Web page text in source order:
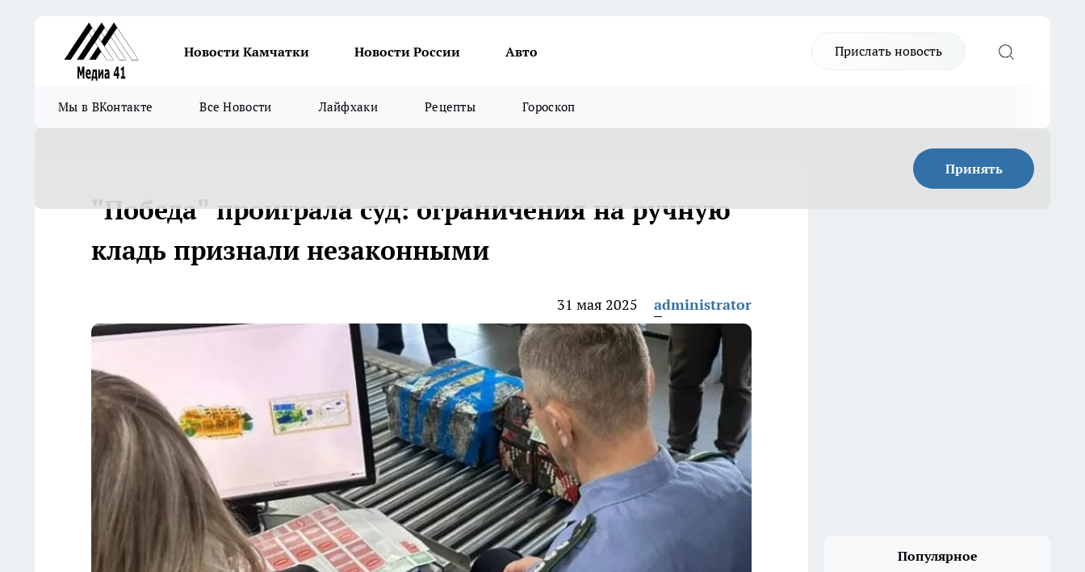
Новости Камчатки Новости России Авто Прислать новость
Мы в ВКонтакте Все Новости Лайфхаки Рецепты Гороскоп
Принять
"Победа" проиграла суд: ограничения на ручную
кладь признали незаконными
31 мая 2025 administrator
Популярное